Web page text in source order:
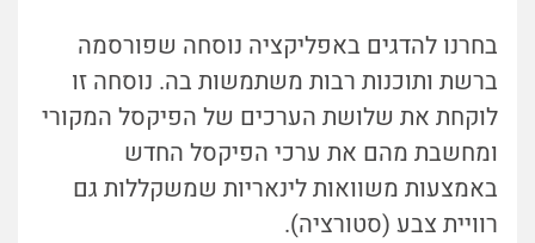
בחרנו להדגים באפליקציה נוסחה שפורסמה
ברשת ותוכנות רבות משתמשות בה. נוסחה זו
לוקחת את שלושת הערכים של הפיקסל המקורי
ומחשבת מהם את ערכי הפיקסל החדש
באמצעות משוואות לינאריות שמשקללות גם
רוויית צבע (סטורציה).